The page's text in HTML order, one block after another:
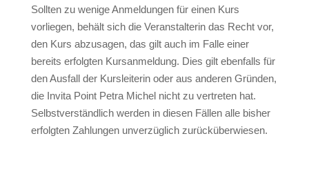
Sollten zu wenige Anmeldungen für einen Kurs
vorliegen, behält sich die Veranstalterin das Recht vor,
den Kurs abzusagen, das gilt auch im Falle einer
bereits erfolgten Kursanmeldung. Dies gilt ebenfalls für
den Ausfall der Kursleiterin oder aus anderen Gründen,
die Invita Point Petra Michel nicht zu vertreten hat.
Selbstverständlich werden in diesen Fällen alle bisher
erfolgten Zahlungen unverzüglich zurücküberwiesen.